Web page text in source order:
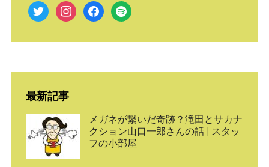
twitter instagramfacebook
spotify
最新記事
メガネが繋いだ奇跡？滝田とサカナ
クション山口一郎さんの話 | スタッ
フの小部屋